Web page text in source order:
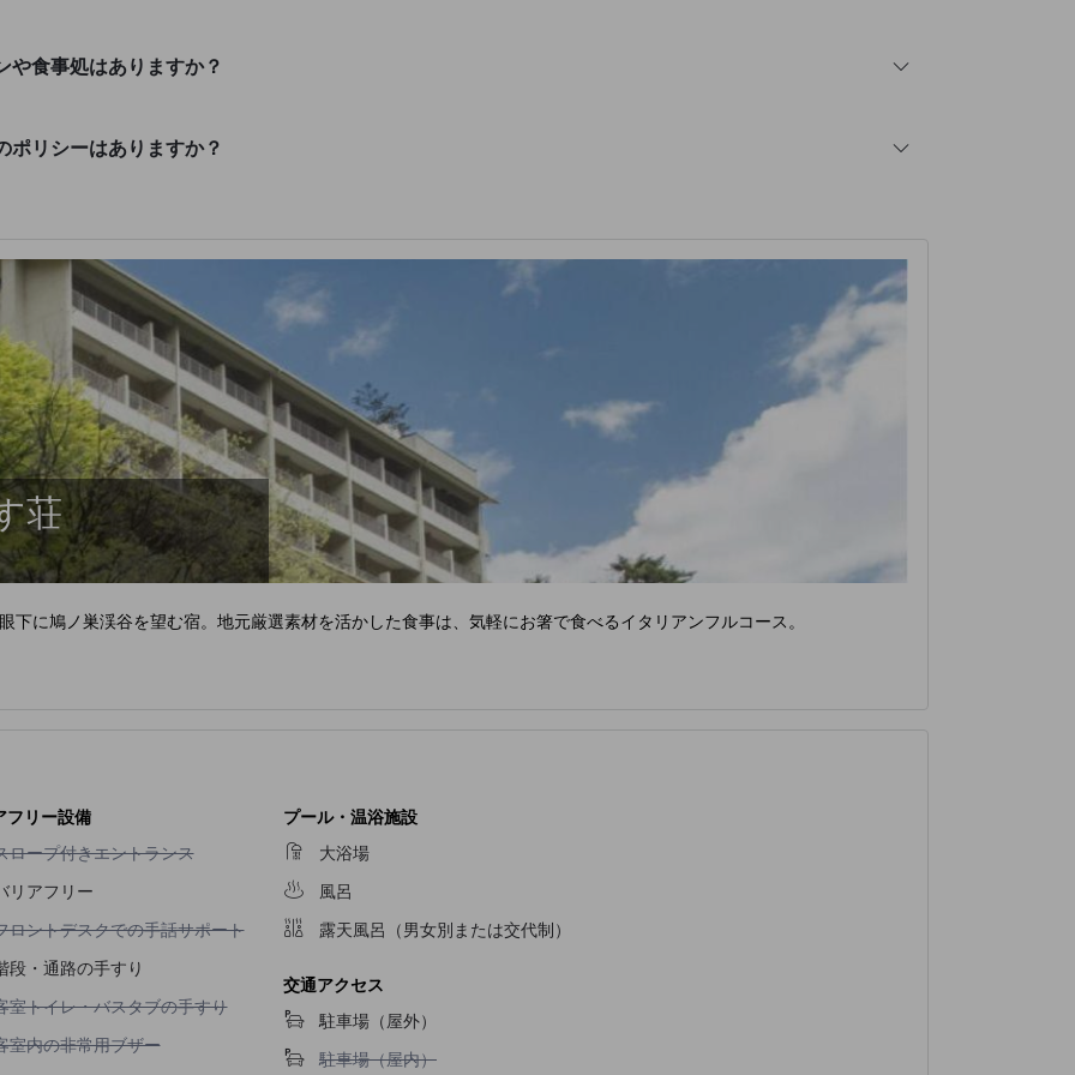
食事処はありますか？
リシーはありますか？
荘
に鳩ノ巣渓谷を望む宿。地元厳選素材を活かした食事は、気軽にお箸で食べるイタリアンフルコース。
フリー設備
ロープ付きエントランス不可
ロープ付きエントランス
リアフリー
ロントデスクでの手話サポート不可
ロントデスクでの手話サポート
段・通路の手すり
室トイレ・バスタブの手すり不可
室トイレ・バスタブの手すり
室内の非常用ブザー不可
室内の非常用ブザー
プール・温浴施設
大浴場
風呂
露天風呂（男女別または交代制）
交通アクセス
駐車場（屋外）
駐車場（屋内）不可
駐車場（屋内）